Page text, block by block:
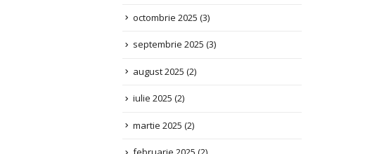
septembrie 2025(3)
august 2025 (2)
iulie 2025(2)
martie 2025(2)
februarie 2025
ianuarie 2025(4)